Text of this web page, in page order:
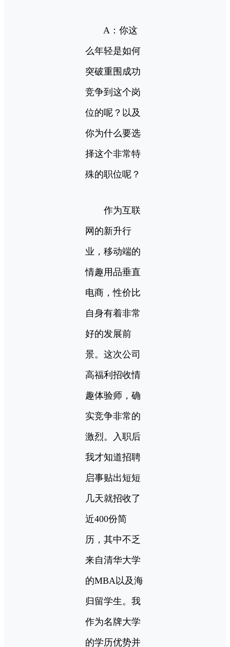
A：你这
么年轻是如何
突破重围成功
竞争到这个岗
位的呢？以及
你为什么要选
择这个非常特
殊的职位呢？
作为互联
网的新升行
业，移动端的
情趣用品垂直
电商，性价比
自身有着非常
好的发展前
景。这次公司
高福利招收情
趣体验师，确
实竞争非常的
激烈。入职后
我才知道招聘
启事贴出短短
几天就招收了
近400份简
历，其中不乏
来自清华大学
的MBA以及海
归留学生。我
作为名牌大学
的学历优势并